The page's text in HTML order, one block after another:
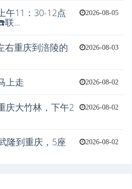
2026-08-05
午11：30-12点
联...
2026-08-03
右重庆到涪陵的
2026-08-02
上走
2026-08-02
庆大竹林，下午2
2026-08-02
隆到重庆，5座